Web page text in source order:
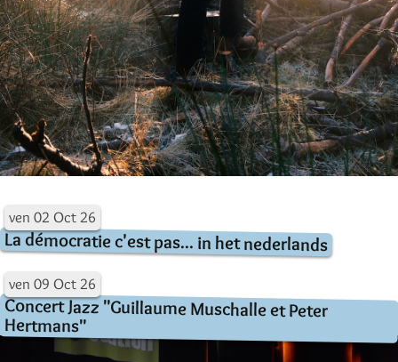
ven 02 Oct 26
La démocratie c'est pas... in het nederlands
ven 09 Oct 26
Concert Jazz "Guillaume Muschalle et Peter
Hertmans"